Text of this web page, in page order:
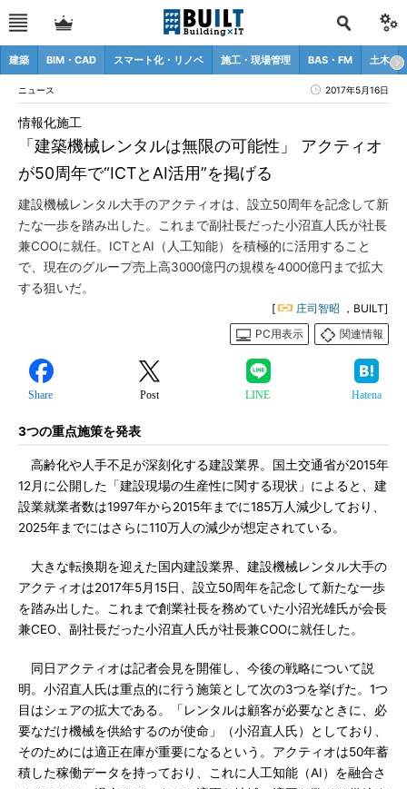
建築 BIM・CAD スマート化・リノベ 施工・現場管理 BAS・FM 土木
ニュース 2017年5月16日
「建築機械レンタルは無限の可能性」 アクティオ
が50周年で“ICTとAI活用”を掲げる
情報化施工
建設機械レンタル大手のアクティオは、設立50周年を記念して新
たな一歩を踏み出した。これまで副社長だった小沼直人氏が社長
兼COOに就任。ICTとAI（人工知能）を積極的に活用すること
で、現在のグループ売上高3000億円の規模を4000億円まで拡大
する狙いだ。
[ 庄司智昭 ，BUILT]
PC用表示
関連情報
Share Post LINE Hatena
3つの重点施策を発表
高齢化や人手不足が深刻化する建設業界。国土交通省が2015年
12月に公開した「建設現場の生産性に関する現状」によると、建
設業就業者数は1997年から2015年までに185万人減少しており、
2025年までにはさらに110万人の減少が想定されている。
大きな転換期を迎えた国内建設業界、建設機械レンタル大手の
アクティオは2017年5月15日、設立50周年を記念して新たな一歩
を踏み出した。これまで創業社長を務めていた小沼光雄氏が会長
兼CEO、副社長だった小沼直人氏が社長兼COOに就任した。
同日アクティオは記者会見を開催し、今後の戦略について説
明。小沼直人氏は重点的に行う施策として次の3つを挙げた。1つ
目はシェアの拡大である。「レンタルは顧客が必要なときに、必
要なだけ機械を供給するのが使命」（小沼直人氏）としており、
そのためには適正在庫が重要になるという。アクティオは50年蓄
積した稼働データを持っており、これに人工知能（AI）を融合さ